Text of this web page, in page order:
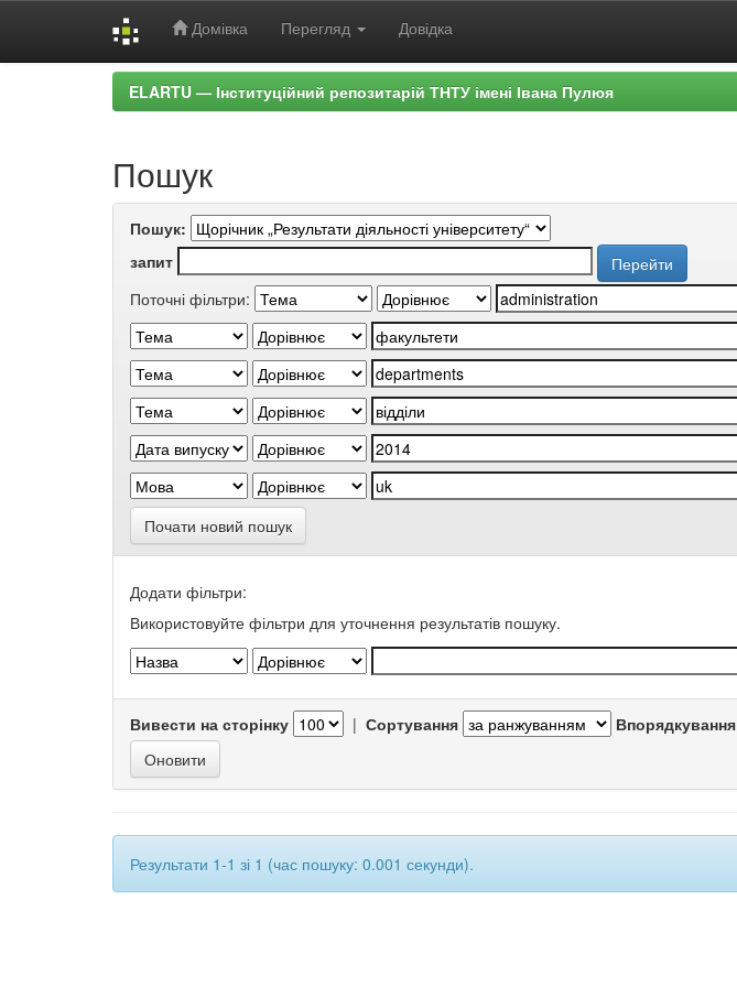
Домівка Перегляд Довідка
ELARTU — Інституційний репозитарій ТНТУ імені Івана Пулюя
Пошук
Пошук:
запит
Поточні фільтри:
Почати новий пошук
Додати фільтри:
Використовуйте фільтри для уточнення результатів пошуку.
Вивести на сторінку | Сортування Впорядкування
Результати 1-1 зі 1 (час пошуку: 0.001 секунди).